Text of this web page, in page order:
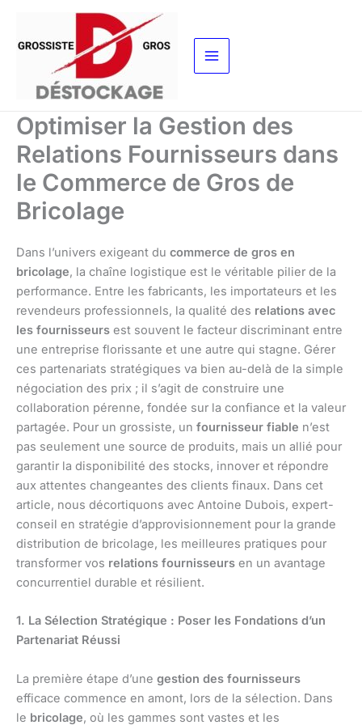
contenu
Optimiser la Gestion des
Relations Fournisseurs dans
le Commerce de Gros de
Bricolage
Dans l’univers exigeant du commerce de gros en
bricolage, la chaîne logistique est le véritable pilier de la
performance. Entre les fabricants, les importateurs et les
revendeurs professionnels, la qualité des relations avec
les fournisseurs est souvent le facteur discriminant entre
une entreprise florissante et une autre qui stagne. Gérer
ces partenariats stratégiques va bien au-delà de la simple
négociation des prix ; il s’agit de construire une
collaboration pérenne, fondée sur la confiance et la valeur
partagée. Pour un grossiste, un fournisseur fiable n’est
pas seulement une source de produits, mais un allié pour
garantir la disponibilité des stocks, innover et répondre
aux attentes changeantes des clients finaux. Dans cet
article, nous décortiquons avec Antoine Dubois, expert-
conseil en stratégie d’approvisionnement pour la grande
distribution de bricolage, les meilleures pratiques pour
transformer vos relations fournisseurs en un avantage
concurrentiel durable et résilient.
1. La Sélection Stratégique : Poser les Fondations d’un
Partenariat Réussi
La première étape d’une gestion des fournisseurs
efficace commence en amont, lors de la sélection. Dans
le bricolage, où les gammes sont vastes et les